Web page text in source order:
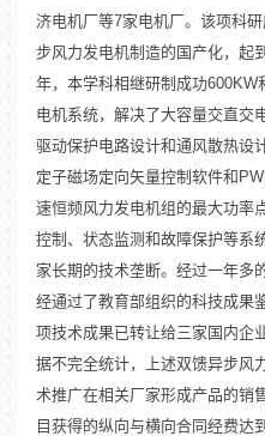
济电机厂等7家电机厂。该项科
步风力发电机制造的国产化，起
年，本学科相继研制成功
电机系统，解决了大容量交直交
驱动保护电路设计和通风散热设
定子磁场定向矢量控制软件和
速恒频风力发电机组的最大功率
控制、状态监测和故障保护等系
家长期的技术垄断。经过一年多
经通过了教育部组织的科技成果
项技术成果已转让给三家国内企
据不完全统计，上述双馈异步风
术推广在相关厂家形成产品的销
目获得的纵向与横向合同经费达